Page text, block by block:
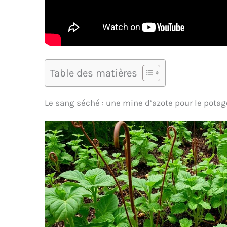
Table des matières
Le sang séché : une mine d’azote pour le